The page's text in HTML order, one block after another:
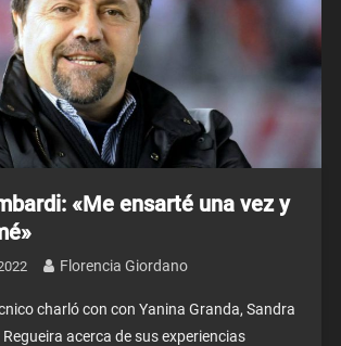
«Me ensarté una vez y
Florencia Giordano
charló con con Yanina Granda, Sandra
acerca de sus experiencias